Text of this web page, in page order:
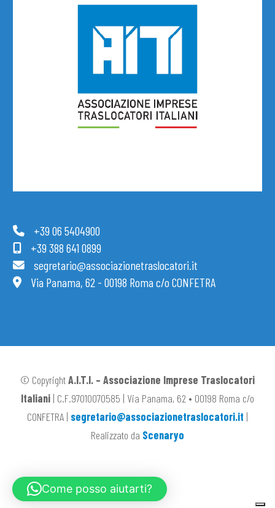
+39 06 5404900
+39 388 641 0899
segretario@associazionetraslocatori.it
Via Panama, 62 - 00198 Roma c/o CONFETRA
© CopyrightA.I.T.I. – Associazione Imprese Traslocatori
Italiani | C.F.97010070585 | Via Panama, 62 • 00198 Roma c/o
CONFETRA | segretario@associazionetraslocatori.it |
Realizzato da Scenaryo
Come posso aiutarti?